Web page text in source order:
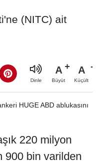
(NITC) ait
Dinle
A
Büyüt
A
Küçült
220 milyon
900 bin varilden